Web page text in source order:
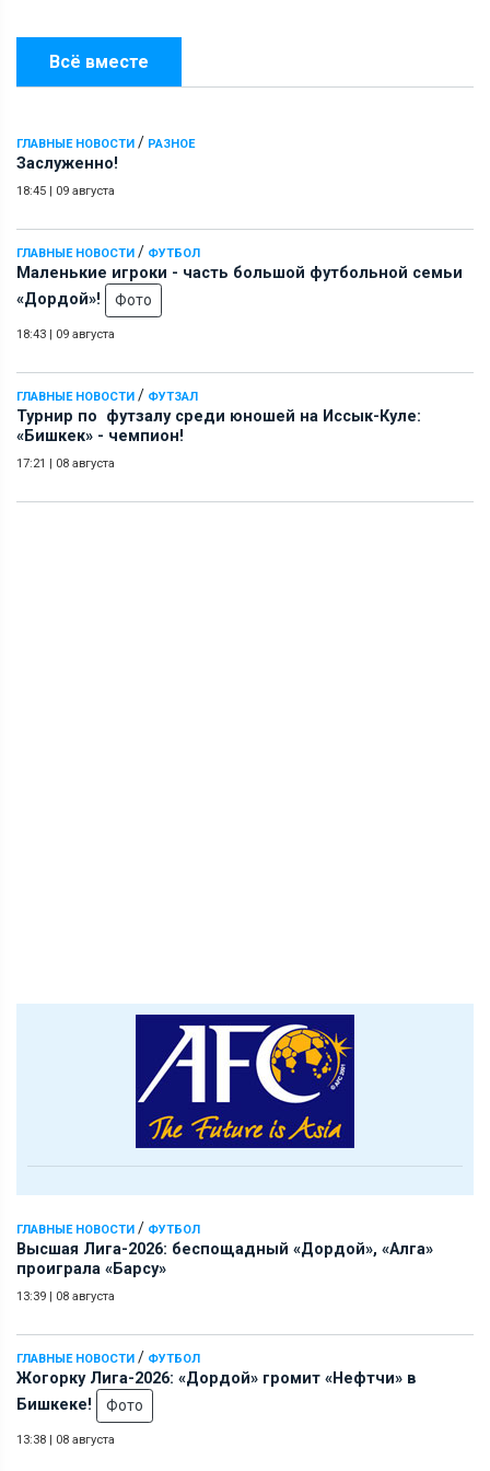
Всё вместе
ГЛАВНЫЕ НОВОСТИ / РАЗНОЕ
Заслуженно!
18:45 | 09 августа
ГЛАВНЫЕ НОВОСТИ / ФУТБОЛ
Маленькие игроки - часть большой футбольной семьи
«Дордой»!
Фото
18:43 | 09 августа
ГЛАВНЫЕ НОВОСТИ / ФУТЗАЛ
Турнир по футзалу среди юношей на Иссык-Куле:
«Бишкек» - чемпион!
17:21 | 08 августа
ГЛАВНЫЕ НОВОСТИ / ФУТБОЛ
Высшая Лига-2026: беспощадный «Дордой», «Алга»
проиграла «Барсу»
13:39 | 08 августа
ГЛАВНЫЕ НОВОСТИ / ФУТБОЛ
Жогорку Лига-2026: «Дордой» громит «Нефтчи» в
Бишкеке!
Фото
13:38 | 08 августа